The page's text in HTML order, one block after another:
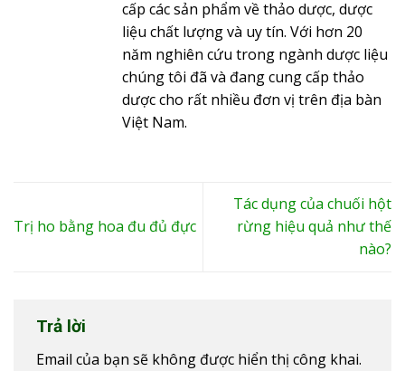
cấp các sản phẩm về thảo dược, dược
liệu chất lượng và uy tín. Với hơn 20
năm nghiên cứu trong ngành dược liệu
chúng tôi đã và đang cung cấp thảo
dược cho rất nhiều đơn vị trên địa bàn
Việt Nam.
Trị ho bằng hoa đu đủ đực
Tác dụng của chuối hột
rừng hiệu quả như thế
nào?
Trả lời
Email của bạn sẽ không được hiển thị công khai.